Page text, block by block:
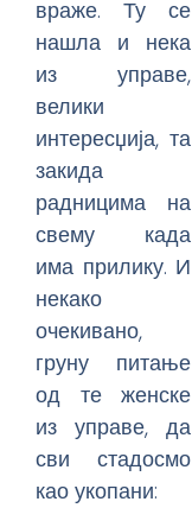
враже. Ту се
нашла и нека
из управе,
велики
интересџија, та
закида
радницима на
свему када
има прилику. И
некако
очекивано,
груну питање
од те женске
из управе, да
сви стадосмо
као укопани: